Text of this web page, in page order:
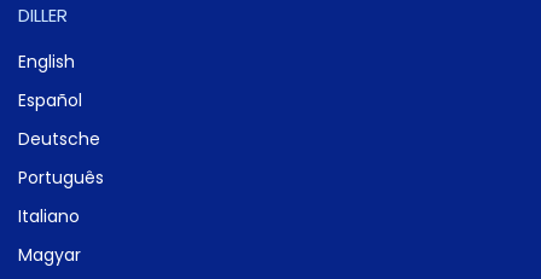
DILLER
English
Español
Deutsche
Português
Italiano
Magyar